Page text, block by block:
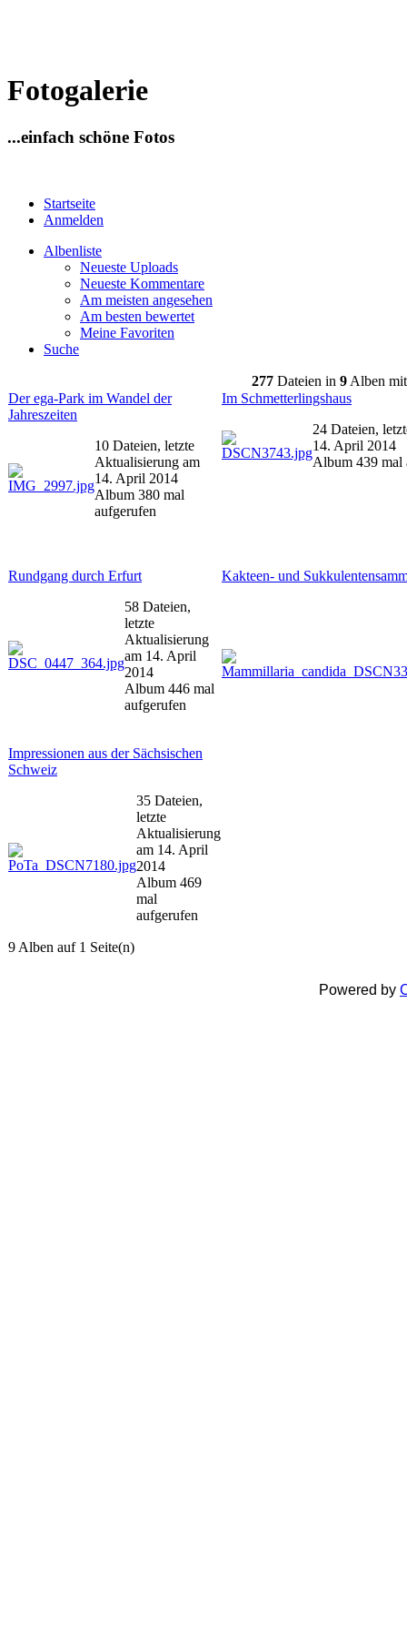
Fotogalerie
...einfach schöne Fotos
Startseite
Anmelden
Albenliste
Neueste Uploads
Neueste Kommentare
Am meisten angesehen
Am besten bewertet
Meine Favoriten
Suche
277Dateien in 9Alben
Der ega-Park im Wandel der
Jahreszeiten
10 Dateien, letzte
Aktualisierung am
14. April 2014
Album 380 mal
aufgerufen
Im Schmetterlingshaus
24 Dateien,
14. April 2014
Album 439 mal
Rundgang durch Erfurt
58 Dateien,
letzte
Aktualisierung
am 14. April
2014
Album 446 mal
aufgerufen
Kakteen- und
Impressionen aus der Sächsischen
Schweiz
35 Dateien,
letzte
Aktualisierung
am 14. April
2014
Album 469
mal
aufgerufen
9 Alben auf 1 Seite(n)
Powered by